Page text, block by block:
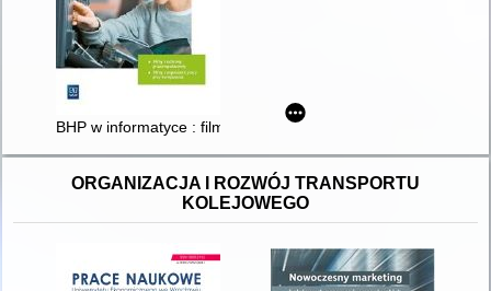
BHP w informatyce : filmy z ochrony przeciwpożarowej, filmy
ORGANIZACJA I ROZWÓJ TRANSPORTU
KOLEJOWEGO